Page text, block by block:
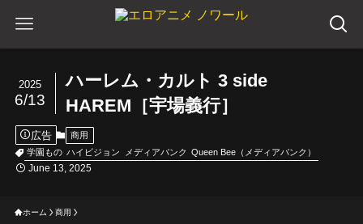
ハーレム・カルト 3 side
HAREM［宇場義行］
2025
6/13
広告
商用
学園もの ハイビジョン メディアバンク Queen Bee（メディアバンク）
June 13, 2025
ホーム 商用